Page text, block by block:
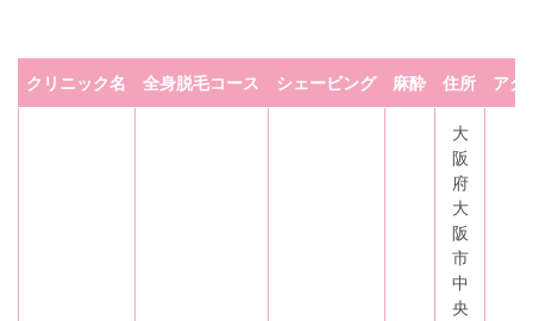
クリニック名 全身脱毛コース シェービング 麻酔 住所 アク
大
阪
府
大
阪
市
中
央